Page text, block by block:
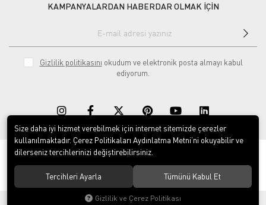
KAMPANYALARDAN HABERDAR OLMAK İÇİN
Gizlilik politikasını okudum ve elektronik posta almayı kabul
ediyorum.
© 2020Rekor Müzik. Tüm hakları saklıdır.
Yeni Nesil E-Ticaret Sistemleri ile Hazırlanmıştır.
Size daha iyi hizmet verebilmek için internet sitemizde çerezler
kullanılmaktadır. Çerez Politikaları Aydınlatma Metni’ni okuyabilir ve
dilerseniz tercihlerinizi değiştirebilirsiniz.
Tercihleri Ayarla Tümünü Kabul Et
Gizlilik ve Çerez Politikası